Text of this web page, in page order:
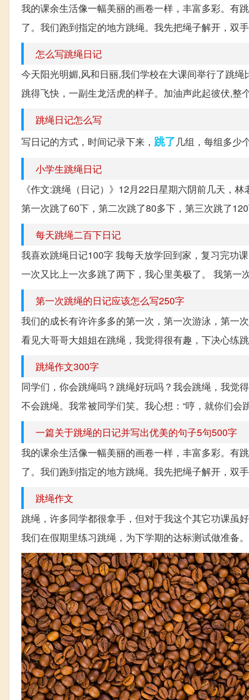
我的课余生活像一幅美丽的画卷一样，丰富多彩。有
了。我们跑到指定的地方跳绳。我先把绳子解开，双
怎么写跳绳日记
今天阳光明媚,风和日丽,我们学校在大课间举行了跳
跳得飞快，一副生龙活虎的样子。加油声此起彼伏,整
跳绳日记怎么写
写日记的方式，时间记录下来， 跳了 几组，每组多少
小学生跳绳日记
《作文:跳绳（日记）》12月22日星期六阴前几天，
第一次跳了60下，第二次跳了80多下，第三次跳了
每天跳绳二百下日记
我喜欢跳绳日记100字 我每天放学回到家，复习完
一次又比上一次多跳了两下，我心里美极了。 我第
第一次跳绳的日记应该怎么写250字
我们的成长有许许多多的第一次，第一次游泳，第
看见大哥哥大姐姐在跳绳，我觉得很有趣，下决心练
跳绳作文300字
同学们，你会跳绳吗？跳绳好玩吗？我会跳绳，我觉
不会跳绳。我常被同学们笑。我心想：“哼，就你们
一篇关于跳绳的日记并写出优美的句子5句500字
我的课余生活像一幅美丽的画卷一样，丰富多彩。有
了。我们跑到指定的地方跳绳。我先把绳子解开，双
跳绳作文
跳绳，许多同学都很拿手，但对于我这个其它功课虽
我们在假期里练习跳绳，为下学期的达标测试做准备